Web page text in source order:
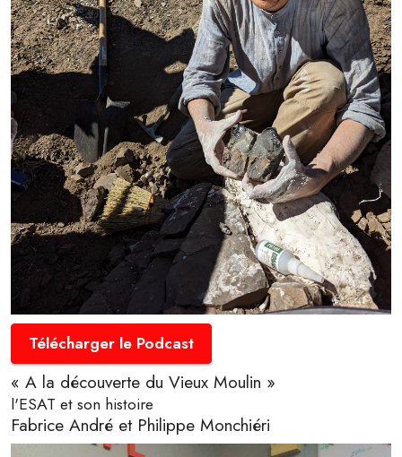
Télécharger le Podcast
« A la découverte du Vieux Moulin »
l'ESAT et son histoire
Fabrice André et Philippe Monchiéri